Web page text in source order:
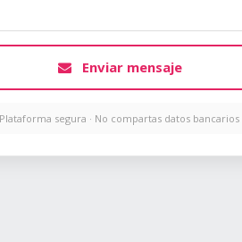
Enviar mensaje
Plataforma segura · No compartas datos bancarios